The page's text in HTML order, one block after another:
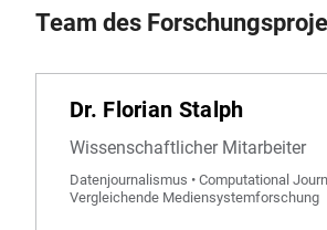
Team des
Dr. Florian Stalph
Wissenschaftlicher Mitarbeiter
Datenjournalismus • Computational
Vergleichende Mediensystemforschung